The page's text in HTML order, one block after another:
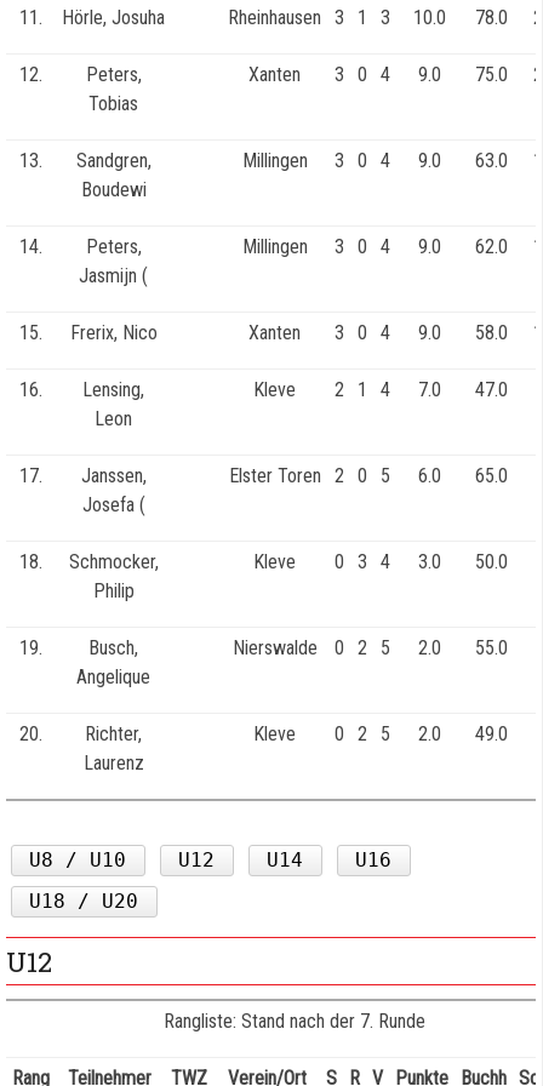
11. Hörle, Josuha Rheinhausen 3 1 3 10.0 78.0
12.
Peters,
Tobias
Xanten 3 0 4 9.0 75.0
13.
Sandgren,
Boudewi
Millingen 3 0 4 9.0 63.0
14.
Peters,
Jasmijn (
Millingen 3 0 4 9.0 62.0
15. Frerix, Nico Xanten 3 0 4 9.0 58.0
16.
Lensing,
Leon
Kleve 2 1 4 7.0 47.0
17.
Janssen,
Josefa (
Elster Toren 2 0 5 6.0 65.0
18.
Schmocker,
Philip
Kleve 0 3 4 3.0 50.0
19.
Busch,
Angelique
Nierswalde 0 2 5 2.0 55.0
20.
Richter,
Laurenz
Kleve 0 2 5 2.0 49.0
U8 / U10 U12 U14
U16
U18 / U20
U12
Rangliste: Stand nach der 7. Runde
Rang Teilnehmer TWZ Verein/Ort S R V Punkte Buchh